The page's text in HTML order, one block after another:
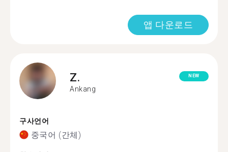
앱 다운로드
Z.
Ankang
NEW
구사언어
중국어 (간체)